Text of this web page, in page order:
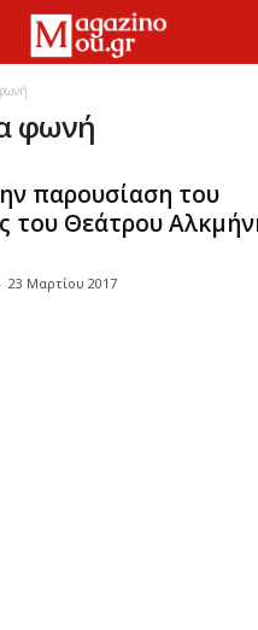
φωνή
παρουσίαση του
του Θεάτρου
23 Μαρτίου 2017